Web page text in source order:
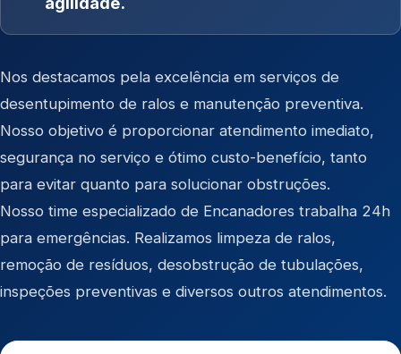
Nos destacamos pela excelência em serviços de
desentupimento de ralos e manutenção preventiva.
Nosso objetivo é proporcionar atendimento imediato,
segurança no serviço e ótimo custo-benefício, tanto
para evitar quanto para solucionar obstruções.
Nosso time especializado de Encanadores trabalha 24h
para emergências. Realizamos limpeza de ralos,
remoção de resíduos, desobstrução de tubulações,
inspeções preventivas e diversos outros atendimentos.